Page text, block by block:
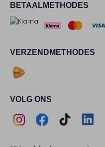
BETAALMETHODES
VERZENDMETHODES
VOLG ONS